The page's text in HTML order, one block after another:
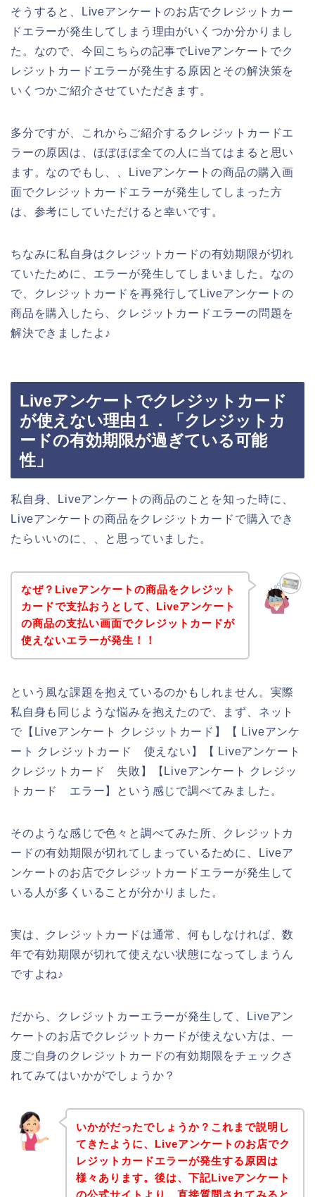
そうすると、Liveアンケートのお店でクレジットカー
ドエラーが発生してしまう理由がいくつか分かりまし
た。なので、今回こちらの記事でLiveアンケートでク
レジットカードエラーが発生する原因とその解決策を
いくつかご紹介させていただきます。
多分ですが、これからご紹介するクレジットカードエ
ラーの原因は、ほぼほぼ全ての人に当てはまると思い
ます。なのでもし、、Liveアンケートの商品の購入画
面でクレジットカードエラーが発生してしまった方
は、参考にしていただけると幸いです。
ちなみに私自身はクレジットカードの有効期限が切れ
ていたために、エラーが発生してしまいました。なの
で、クレジットカードを再発行してLiveアンケートの
商品を購入したら、クレジットカードエラーの問題を
解決できましたよ♪
Liveアンケートでクレジットカード
が使えない理由１．「クレジットカ
ードの有効期限が過ぎている可能
性」
私自身、Liveアンケートの商品のことを知った時に、
Liveアンケートの商品をクレジットカードで購入でき
たらいいのに、、と思っていました。
なぜ？Liveアンケートの商品をクレジット
カードで支払おうとして、Liveアンケート
の商品の支払い画面でクレジットカードが
使えないエラーが発生！！
という風な課題を抱えているのかもしれません。実際
私自身も同じような悩みを抱えたので、まず、ネット
で【Liveアンケート クレジットカード】【 Liveアンケ
ート クレジットカード 使えない】【 Liveアンケート
クレジットカード 失敗】【Liveアンケート クレジッ
トカード エラー】という感じで調べてみました。
そのような感じで色々と調べてみた所、クレジットカ
ードの有効期限が切れてしまっているために、Liveア
ンケートのお店でクレジットカードエラーが発生して
いる人が多くいることが分かりました。
実は、クレジットカードは通常、何もしなければ、数
年で有効期限が切れて使えない状態になってしまうん
ですよね♪
だから、クレジットカーエラーが発生して、Liveアン
ケートのお店でクレジットカードが使えない方は、一
度ご自身のクレジットカードの有効期限をチェックさ
れてみてはいかがでしょうか？
いかがだったでしょうか？これまで説明し
てきたように、Liveアンケートのお店でク
レジットカードエラーが発生する原因は
様々あります。後は、下記Liveアンケート
の公式サイトより、直接質問されてみると